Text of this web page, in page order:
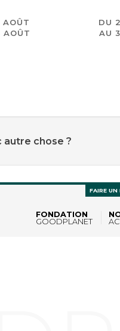
FONDATION
GOODPLANET
FAIRE UN
AOÛT
AOÛT
DU
AU
autre chose ?